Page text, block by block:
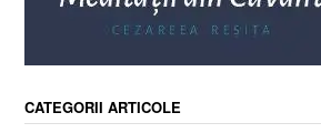
CATEGORII ARTICOLE